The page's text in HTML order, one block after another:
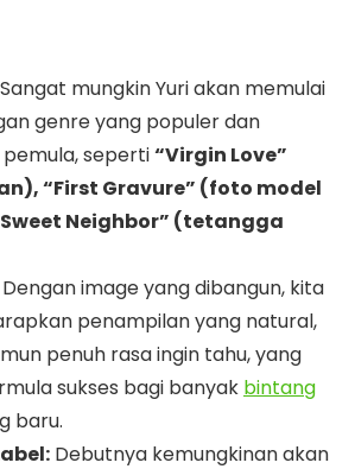
Sangat mungkin Yuri akan memulai
genre yang populer dan
pemula, seperti“Virgin Love”
“First Gravure” (foto model
Neighbor” (tetangga
Dengan image yang dibangun, kita
penampilan yang natural,
penuh rasa ingin tahu, yang
sukses bagi banyak bintang
baru.
Debutnya kemungkinan akan